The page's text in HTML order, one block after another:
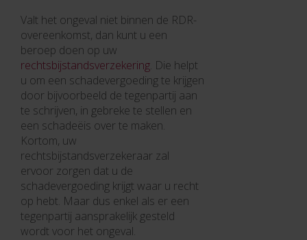
Valt het ongeval niet binnen de RDR-
overeenkomst, dan kunt u een
beroep doen op uw
rechtsbijstandsverzekering. Die helpt
u om een schadevergoeding te krijgen
door bijvoorbeeld de tegenpartij aan
te schrijven, in gebreke te stellen en
een schadeëis over te maken.
Kortom, uw
rechtsbijstandsverzekeraar zal
ervoor zorgen dat u de
schadevergoeding krijgt waar u recht
op hebt. Maar dus enkel als er een
tegenpartij aansprakelijk gesteld
wordt voor het ongeval.